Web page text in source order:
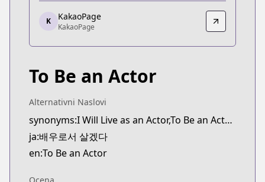
https://webtoon.kakao.com/content/배우로서-살
KakaoPage
K KakaoPage
KakaoPage
To Be an Actor
Alternativni Naslovi
synonyms:I Will Live as an Actor,To Be an Actor,Baeu-roseo Salgetda,Be the Actor
ja:배우로서 살겠다
en:To Be an Actor